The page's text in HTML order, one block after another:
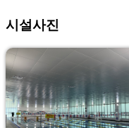
시설사진